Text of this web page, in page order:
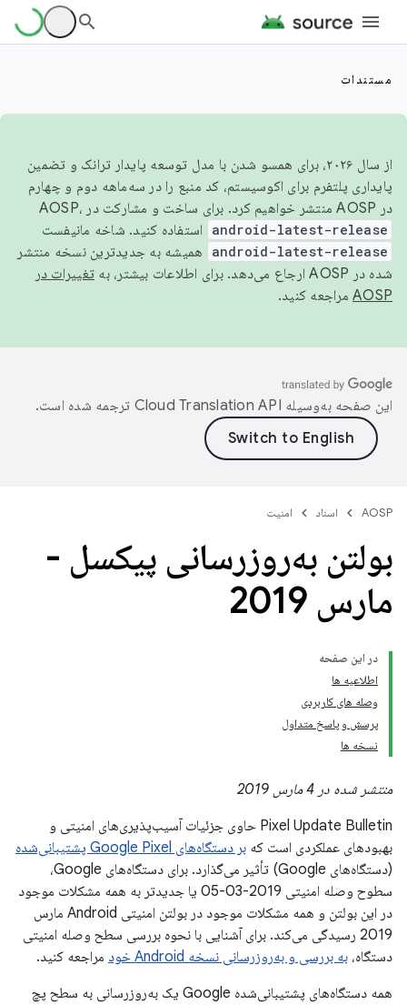
مستندات
از سال ۲۰۲۶، برای همسو شدن با مدل توسعه پایدار ترانک و تضمین
پایداری پلتفرم برای اکوسیستم، کد منبع را در سه‌ماهه دوم و چهارم
در AOSP منتشر خواهیم کرد. برای ساخت و مشارکت در AOSP،
android-latest-release استفاده کنید. شاخه مانیفست
android-latest-release
همیشه به جدیدترین نسخه منتشر
شده در AOSP ارجاع می‌دهد. برای اطلاعات بیشتر، به
تغییرات در
AOSP مراجعه کنید.
این صفحه به‌وسیله ترجمه شده است.
AOSP اسناد امنیت
بولتن به‌روزرسانی پیکسل -
مارس 2019
در این صفحه
اطلاعیه ها
وصله های کاربردی
پرسش و پاسخ متداول
نسخه ها
منتشر شده در 4 مارس 2019
Pixel Update Bulletin حاوی جزئیات آسیب‌پذیری‌های امنیتی و
بهبودهای عملکردی است که بر دستگاه‌های Google Pixel پشتیبانی‌شده
(دستگاه‌های Google) تأثیر می‌گذارد. برای دستگاه‌های Google،
سطوح وصله امنیتی 2019-03-05 یا جدیدتر به همه مشکلات موجود
در این بولتن و همه مشکلات موجود در بولتن امنیتی Android مارس
2019 رسیدگی می‌کند. برای آشنایی با نحوه بررسی سطح وصله امنیتی
دستگاه، به بررسی و به‌روزرسانی نسخه Android خود
مراجعه کنید.
همه دستگاه‌های پشتیبانی‌شده Google یک به‌روزرسانی به سطح پچ